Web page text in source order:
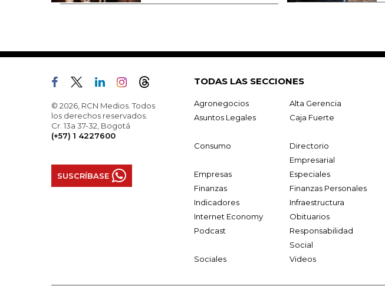
© 2026, RCN Medios. Todos
los derechos reservados.
Cr. 13a 37-32, Bogotá
(+57) 1 4227600
SUSCRÍBASE
TODAS LAS SECCIONES
Agronegocios Alta Gerencia
Asuntos Legales
Caja Fuerte
Consumo
Directorio
Empresarial
Empresas Especiales
Finanzas
Finanzas Personales
Indicadores
Infraestructura
Internet Economy
Obituarios
Podcast
Responsabilidad
Social
Sociales Videos